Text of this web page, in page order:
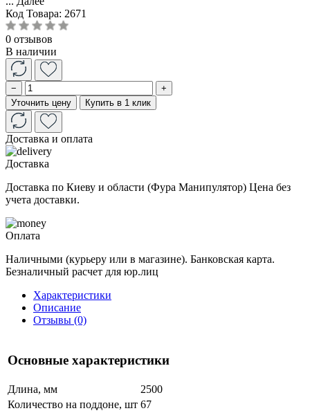
Код Товара: 2671
0 отзывов
В наличии
−
+
Уточнить цену
Купить в 1 клик
Доставка и оплата
Доставка
Доставка по Киеву и области (Фура Манипулятор) Цена без
учета доставки.
Оплата
Наличными (курьеру или в магазине). Банковская карта.
Безналичный расчет для юр.лиц
Характеристики
Описание
Отзывы (0)
Основные характеристики
Длина, мм
2500
Количество на поддоне, шт 67